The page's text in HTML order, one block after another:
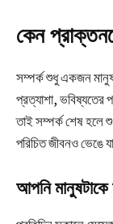
কেন
সম্পর্ক শুধু একজন
প্রত্যাশা, ভবিষ্যতের
তাই সম্পর্ক শেষ হলে
পরিচিত জীবনও ভেঙে
আপনি